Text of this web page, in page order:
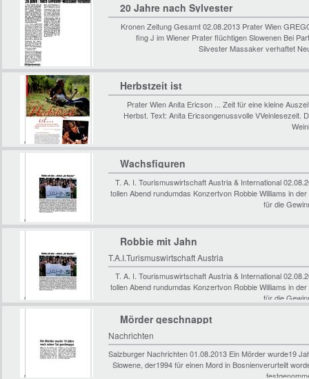
20 Jahre nach Sylvester
Kronen Zeitung Gesamt 02.08.2013 Prater Wien
fing J im Wiener Prater flüchtigen Slowenen Bei
Silvester Massaker verhaftet
Herbstzeit ist
Prater Wien Anita Ericson ... Zeit für eine kleine
Herbst. Text: Anita Ericsongenussvolle VVeinlesezeit.
Wachsfiguren
T. A. I. Tourismuswirtschaft Austria & International
tollen Abend rundumdas Konzertvon Robbie Williams in
für die
Robbie mit Jahn
T.A.I.Turismuswirtschaft Austria
T. A. I. Tourismuswirtschaft Austria & International
tollen Abend rundumdas Konzertvon Robbie Williams in
für die
Mörder geschnappt
Nachrichten
Salzburger Nachrichten 01.08.2013 Ein Mörder wurde19
Slowene, der1994 für einen Mord in Bosnienverurteilt